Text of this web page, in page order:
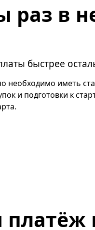
раз в
быстрее
необходимо иметь
и подготовки к